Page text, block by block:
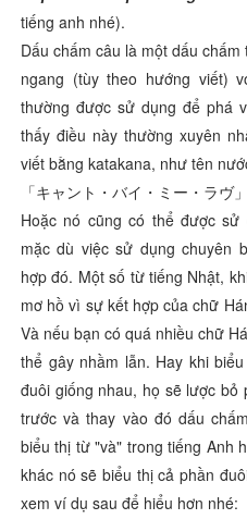
tiếng anh nhé).
Dấu chấm câu là một dấu
ngang (tùy theo hướng viết)
thường được sử dụng để phá
thấy điều này thường xuyên
viết bằng katakana, như tên
「キャント・バイ・ミー・ラヴ」
Hoặc nó cũng có thể được
mặc dù việc sử dụng chuyên
hợp đó. Một số từ tiếng Nhật,
mơ hồ vì sự kết hợp của chữ
Và nếu bạn có quá nhiều chữ
thể gây nhầm lẫn. Hay khi
đuôi giống nhau, họ sẽ lược bỏ
trước và thay vào đó dấu
biểu thị từ "và" trong tiếng Anh
khác nó sẽ biểu thị cả phần
xem ví dụ sau để hiểu hơn nhé: